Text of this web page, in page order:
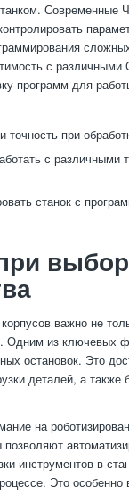
Современные
с различными
программ для
точность при
с различными
станок с
важно не
Одним из ключевых
остановок. Это
деталей, а
на
инструментов в
Это